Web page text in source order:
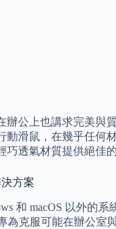
辦公上也講求完美與
動滑鼠，在幾乎任何
巧透氣材質提供絕佳
方案
和 macOS 以外的
為克服可能在辦公室